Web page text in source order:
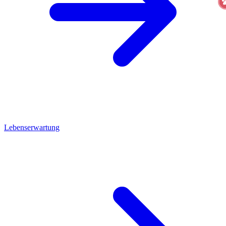
Lebenserwartung